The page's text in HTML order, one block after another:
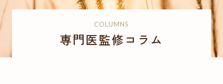
COLUMNS
専門医監修コラム